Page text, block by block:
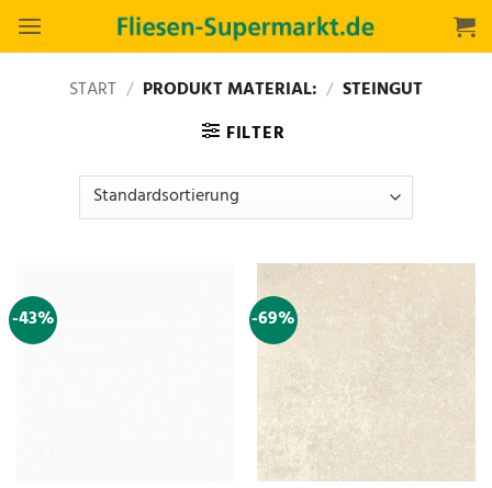
Zum
Inhalt
START / PRODUKT MATERIAL: / STEINGUT
FILTER
-43% -69%